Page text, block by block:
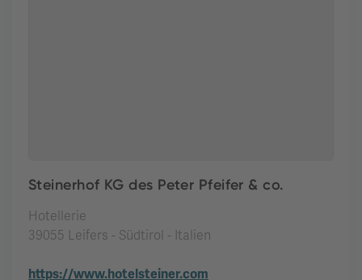
Steinerhof KG des Peter Pfeifer & co.
Hotellerie
39055 Leifers - Südtirol - Italien
https://www.hotelsteiner.com